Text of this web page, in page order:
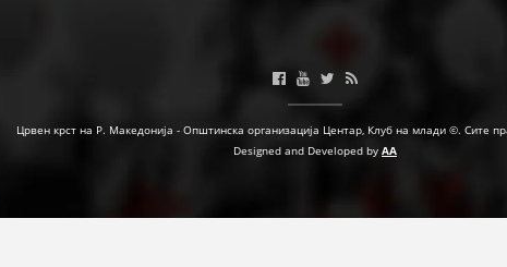
ПРВА ПОМОШ
Црвен крст на Р. Македонија - Општинска организација Центар, Клуб на млади ©. Сите
Designed and Developed by AA